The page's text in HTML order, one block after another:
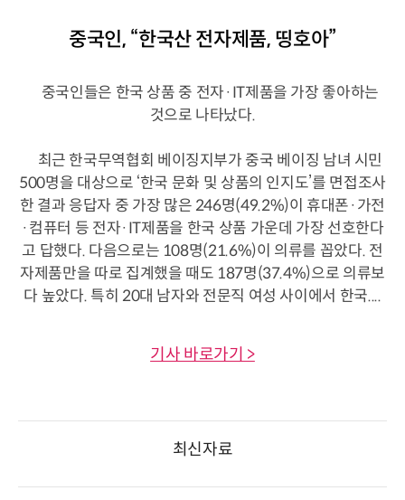
중국인, “한국산 전자제품, 띵호아”
중국인들은 한국 상품 중 전자·IT제품을 가장 좋아하는
것으로 나타났다.
최근 한국무역협회 베이징지부가 중국 베이징 남녀 시민
500명을 대상으로 ‘한국 문화 및 상품의 인지도’를 면접조사
한 결과 응답자 중 가장 많은 246명(49.2%)이 휴대폰·가전
·컴퓨터 등 전자·IT제품을 한국 상품 가운데 가장 선호한다
고 답했다. 다음으로는 108명(21.6%)이 의류를 꼽았다. 전
자제품만을 따로 집계했을 때도 187명(37.4%)으로 의류보
다 높았다. 특히 20대 남자와 전문직 여성 사이에서 한국....
기사 바로가기 >
최신자료